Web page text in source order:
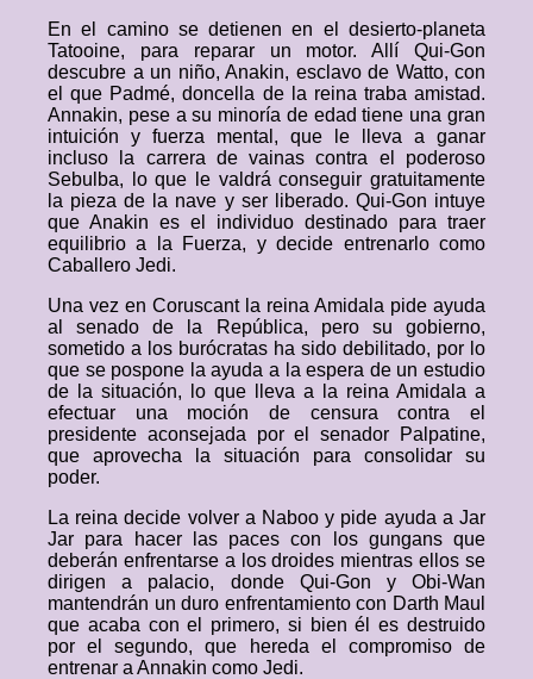
En el camino se detienen en el desierto-planeta
Tatooine, para reparar un motor. Allí Qui-Gon
descubre a un niño, Anakin, esclavo de Watto, con
el que Padmé, doncella de la reina traba amistad.
Annakin, pese a su minoría de edad tiene una gran
intuición y fuerza mental, que le lleva a ganar
incluso la carrera de vainas contra el poderoso
Sebulba, lo que le valdrá conseguir gratuitamente
la pieza de la nave y ser liberado. Qui-Gon intuye
que Anakin es el individuo destinado para traer
equilibrio a la Fuerza, y decide entrenarlo como
Caballero Jedi.
Una vez en Coruscant la reina Amidala pide ayuda
al senado de la República, pero su gobierno,
sometido a los burócratas ha sido debilitado, por lo
que se pospone la ayuda a la espera de un estudio
de la situación, lo que lleva a la reina Amidala a
efectuar una moción de censura contra el
presidente aconsejada por el senador Palpatine,
que aprovecha la situación para consolidar su
poder.
La reina decide volver a Naboo y pide ayuda a Jar
Jar para hacer las paces con los gungans que
deberán enfrentarse a los droides mientras ellos se
dirigen a palacio, donde Qui-Gon y Obi-Wan
mantendrán un duro enfrentamiento con Darth Maul
que acaba con el primero, si bien él es destruido
por el segundo, que hereda el compromiso de
entrenar a Annakin como Jedi.